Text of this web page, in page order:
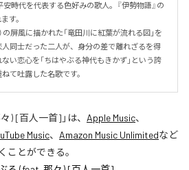
安時代を代表する色好みの歌人。『伊勢物語』の
す。
の屏風に描かれた「竜田川に紅葉が流れる図」を
同士だった二人が、身分の差で離れざるを得
い恋心を「ちはやぶる神代もきかず」という誇
て吐露した名歌です。
) [百人一首] 」は、 Apple Music、
Music、 Amazon Music Unlimitedなど
ことができる。